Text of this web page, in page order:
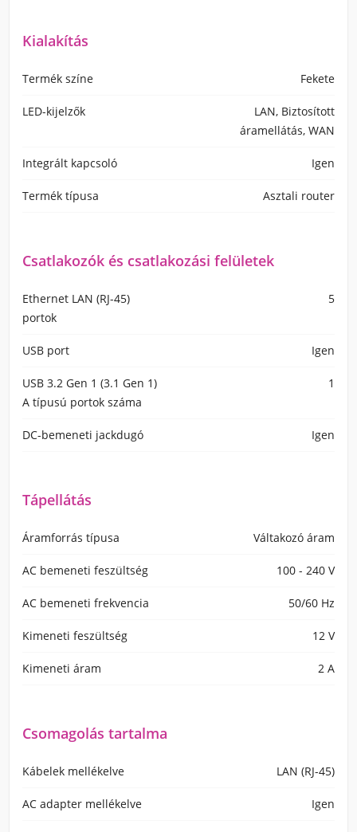
Kialakítás
Termék színe Fekete
LED-kijelzők
LAN, Biztosított
áramellátás, WAN
Integrált kapcsoló Igen
Termék típusa Asztali router
Csatlakozók és csatlakozási felületek
Ethernet LAN (RJ-45)
portok
5
USB port Igen
USB 3.2 Gen 1 (3.1 Gen 1)
A típusú portok száma
1
DC-bemeneti jackdugó Igen
Tápellátás
Áramforrás típusa Váltakozó áram
AC bemeneti feszültség 100 - 240 V
AC bemeneti frekvencia 50/60 Hz
Kimeneti feszültség 12 V
Kimeneti áram 2 A
Csomagolás tartalma
Kábelek mellékelve LAN (RJ-45)
AC adapter mellékelve Igen